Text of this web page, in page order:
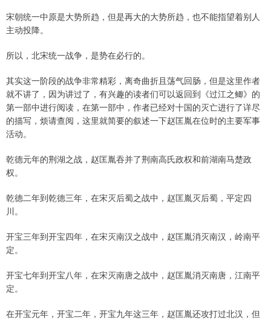
宋朝统一中原是大势所趋，但是再大的大势所趋，也不能指望着别人
主动投降。
所以，北宋统一战争，是势在必行的。
其实这一阶段的战争非常精彩，离奇曲折且荡气回肠，但是这里作者
就不讲了，因为讲过了，有兴趣的读者们可以返回到《过江之鲫》的
第一部中进行阅读，在第一部中，作者已经对十国的灭亡进行了详尽
的描写，烦请查阅，这里就简要的叙述一下赵匡胤在位时的主要军事
活动。
乾德元年的荆湖之战，赵匡胤吞并了荆南高氏政权和前湖南马楚政
权。
乾德二年到乾德三年，在宋灭后蜀之战中，赵匡胤灭后蜀，平定四
川。
开宝三年到开宝四年，在宋灭南汉之战中，赵匡胤消灭南汉，岭南平
定。
开宝七年到开宝八年，在宋灭南唐之战中，赵匡胤消灭南唐，江南平
定。
在开宝元年，开宝二年，开宝九年这三年，赵匡胤还攻打过北汉，但